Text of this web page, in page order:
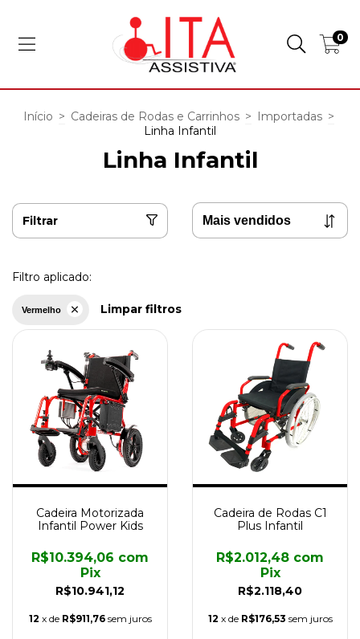
0
Início > Cadeiras de Rodas e Carrinhos > Importadas >
Linha Infantil
Linha Infantil
Filtrar
Filtro aplicado:
Vermelho Limpar filtros
Cadeira Motorizada
Infantil Power Kids
R$10.941,12
R$10.394,06 com
Pix
12 x de R$911,76 sem juros
Cadeira de Rodas C1
Plus Infantil
R$2.118,40
R$2.012,48 com
Pix
12 x de R$176,53 sem juros